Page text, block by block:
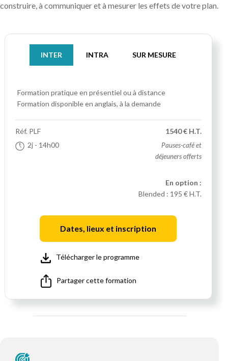
construire, à communiquer et à mesurer les effets de votre plan.
INTER INTRA SUR MESURE
Formation pratique en présentiel ou à distance
Formation disponible en anglais, à la demande
Réf. PLF
2j - 14h00
1540 € H.T.
Pauses-café et
déjeuners offerts
En option :
Blended : 195 € H.T.
Dates, lieux et inscription
Télécharger le programme
Partager cette formation